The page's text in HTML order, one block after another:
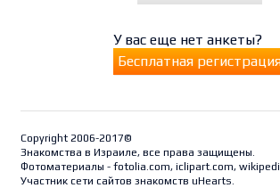
У вас еще нет анкеты?
Бесплатная
Copyright 2006-2017©
Знакомства в Израиле, все права защищены.
Фотоматериалы - fotolia.com, iclipart.com,
Участник сети сайтов знакомств uHearts.